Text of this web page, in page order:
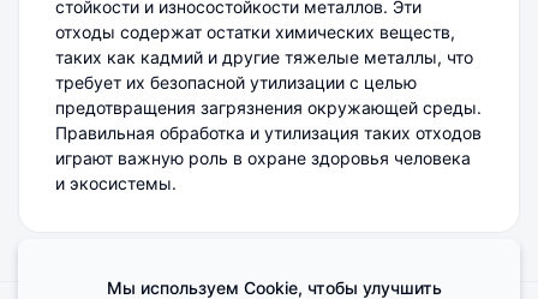
стойкости и износостойкости металлов. Эти
отходы содержат остатки химических веществ,
таких как кадмий и другие тяжелые металлы, что
требует их безопасной утилизации с целью
предотвращения загрязнения окружающей среды.
Правильная обработка и утилизация таких отходов
играют важную роль в охране здоровья человека
и экосистемы.
Мы используем Cookie, чтобы улучшить